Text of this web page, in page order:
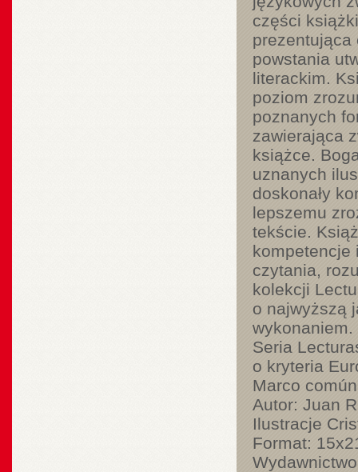
części
prezentująca
powstania
literackim.
poziom
poznanych
zawierająca
książce.
uznanych
doskonały
lepszemu
tekście.
kompetencje
czytania,
kolekcji
o najwyższą
wykonaniem.
Seria
o kryteria
Marco
Autor: Juan
Ilustracje
Format: